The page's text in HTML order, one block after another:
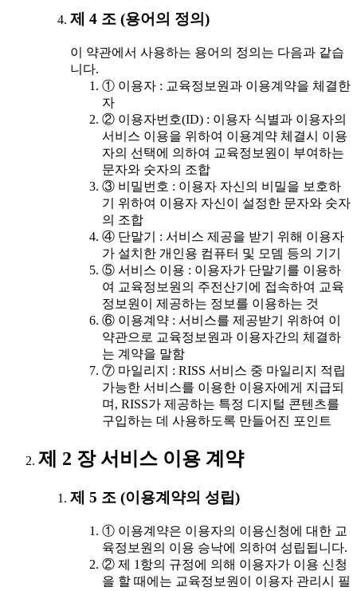
제 4 조 (용어의 정의)
이 약관에서 사용하는 용어의 정의는 다음과 같습
니다.
① 이용자 : 교육정보원과 이용계약을 체결한
자
② 이용자번호(ID) : 이용자 식별과 이용자의
서비스 이용을 위하여 이용계약 체결시 이용
자의 선택에 의하여 교육정보원이 부여하는
문자와 숫자의 조합
③ 비밀번호 : 이용자 자신의 비밀을 보호하
기 위하여 이용자 자신이 설정한 문자와 숫자
의 조합
④ 단말기 : 서비스 제공을 받기 위해 이용자
가 설치한 개인용 컴퓨터 및 모뎀 등의 기기
⑤ 서비스 이용 : 이용자가 단말기를 이용하
여 교육정보원의 주전산기에 접속하여 교육
정보원이 제공하는 정보를 이용하는 것
⑥ 이용계약 : 서비스를 제공받기 위하여 이
약관으로 교육정보원과 이용자간의 체결하
는 계약을 말함
⑦ 마일리지 : RISS 서비스 중 마일리지 적립
가능한 서비스를 이용한 이용자에게 지급되
며, RISS가 제공하는 특정 디지털 콘텐츠를
구입하는 데 사용하도록 만들어진 포인트
제 2 장 서비스 이용 계약
제 5 조 (이용계약의 성립)
① 이용계약은 이용자의 이용신청에 대한 교
육정보원의 이용 승낙에 의하여 성립됩니다.
② 제 1항의 규정에 의해 이용자가 이용 신청
을 할 때에는 교육정보원이 이용자 관리시 필